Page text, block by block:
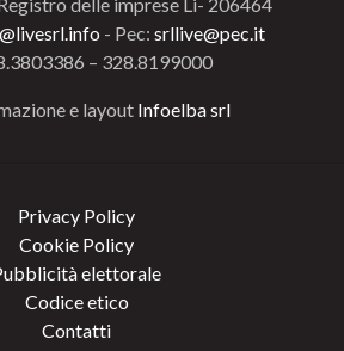
- Pec: srllive@pec.it
– 328.8199000
e layout Infoelba srl
Privacy Policy
Cookie Policy
elettorale
Codice etico
Contatti